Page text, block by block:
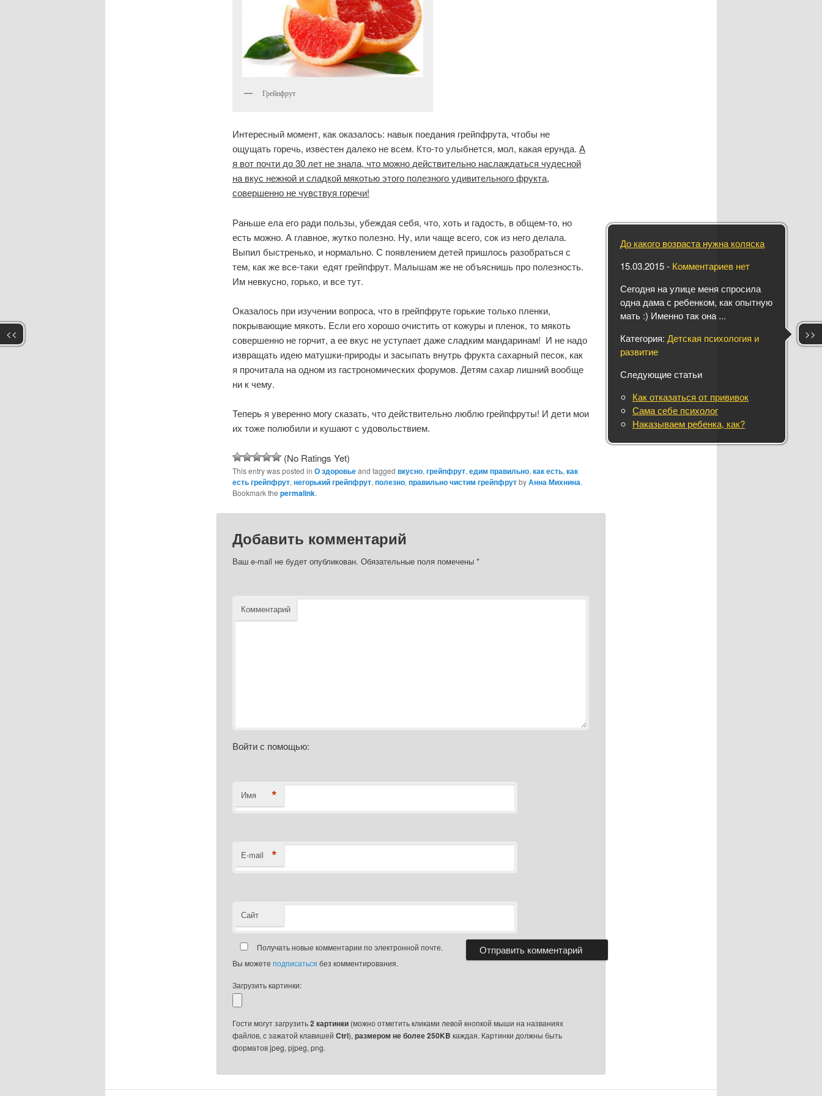
Грейпфрут
Интересный момент, как оказалось: навык поедания грейпфрута, чтобы не
ощущать горечь, известен далеко не всем. Кто-то улыбнется, мол, какая ерунда. А
я вот почти до 30 лет не знала, что можно действительно наслаждаться чудесной
на вкус нежной и сладкой мякотью этого полезного удивительного фрукта,
совершенно не чувствуя горечи!
Раньше ела его ради пользы, убеждая себя, что, хоть и гадость, в общем-то, но
есть можно. А главное, жутко полезно. Ну, или чаще всего, сок из него делала.
Выпил быстренько, и нормально. С появлением детей пришлось разобраться с
тем, как же все-таки едят грейпфрут. Малышам же не объяснишь про полезность.
Им невкусно, горько, и все тут.
Оказалось при изучении вопроса, что в грейпфруте горькие только пленки,
покрывающие мякоть. Если его хорошо очистить от кожуры и пленок, то мякоть
совершенно не горчит, а ее вкус не уступает даже сладким мандаринам! И не надо
извращать идею матушки-природы и засыпать внутрь фрукта сахарный песок, как
я прочитала на одном из гастрономических форумов. Детям сахар лишний вообще
ни к чему.
Теперь я уверенно могу сказать, что действительно люблю грейпфруты! И дети мои
их тоже полюбили и кушают с удовольствием.
(No Ratings Yet)
This entry was posted in О здоровьеand tagged вкусно, грейпфрут, едим правильно, как есть, как
есть грейпфрут, негорький грейпфрут, полезно, правильно чистим грейпфрутbyАнна Михнина.
Bookmark the permalink.
Добавить комментарий
Ваш e-mail не будет опубликован. Обязательные поля помечены *
Комментарий
Войти с помощью:
Имя *
E-mail *
Сайт
Получать новые комментарии по электронной почте.
Вы можете подписаться без комментирования.
Загрузить картинки:
Гости могут загрузить2 картинки(можно отметить кликами левой кнопкой мыши на названиях
файлов, с зажатой клавишей Ctrl), размером не более 250KB каждая. Картинки должны быть
форматов jpeg, pjpeg, png.
<< >>
До какого возраста нужна коляска
15.03.2015- Комментариев нет
Сегодня на улице меня спросила
одна дама с ребенком, как опытную
мать :) Именно так она ...
Категория: Детская психология и
развитие
Следующие статьи
Как отказаться от прививок
Сама себе психолог
Наказываем ребенка, как?